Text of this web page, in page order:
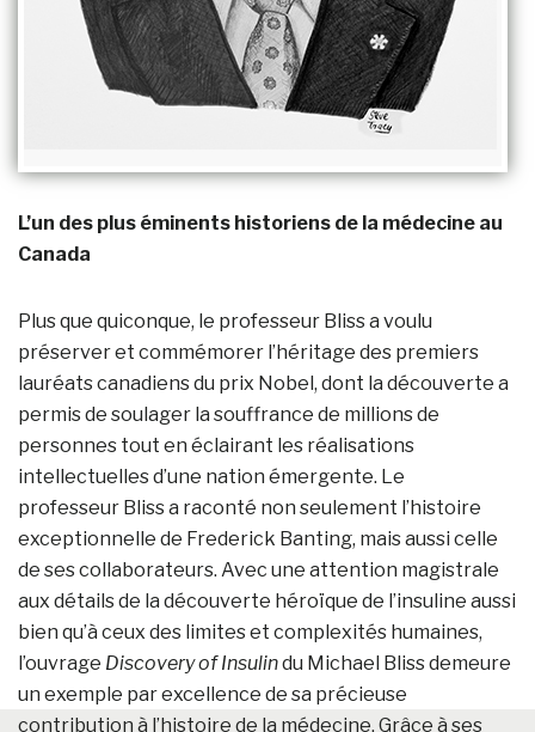
L’un des plus éminents historiens de la médecine au
Canada
Plus que quiconque, le professeur Bliss a voulu
préserver et commémorer l’héritage des premiers
lauréats canadiens du prix Nobel, dont la découverte a
permis de soulager la souffrance de millions de
personnes tout en éclairant les réalisations
intellectuelles d’une nation émergente. Le
professeur Bliss a raconté non seulement l’histoire
exceptionnelle de Frederick Banting, mais aussi celle
de ses collaborateurs. Avec une attention magistrale
aux détails de la découverte héroïque de l’insuline aussi
bien qu’à ceux des limites et complexités humaines,
l’ouvrage Discovery of Insulindu Michael Bliss demeure
un exemple par excellence de sa précieuse
contribution à l’histoire de la médecine. Grâce à ses